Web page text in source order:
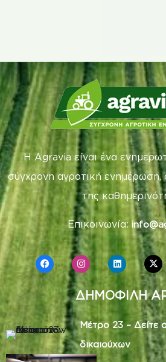
Η Agravia είναι ένα
σύγχρονη αγροτική ενημέρωση,
της
Επικοινωνία:
ΔΗΜΟΦΙΛΗ
Μέτρο 23 – Δείτε
δικαιούχων